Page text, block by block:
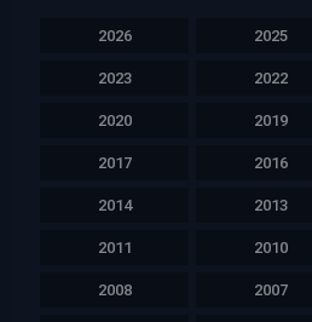
2026 2025
2023 2022
2020 2019
2017 2016
2014 2013
2011 2010
2008 2007